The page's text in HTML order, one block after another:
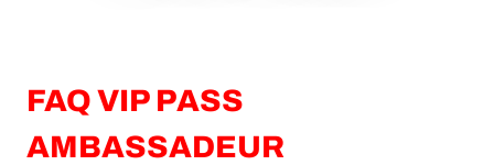
FAQ VIP PASS
AMBASSADEUR